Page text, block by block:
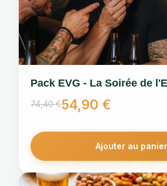
Pack EVG - La Soirée de
74,40€
prix
initial
54,90 €
prix
actuel
Ajouter au panier